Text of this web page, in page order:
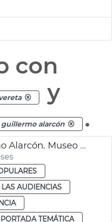
con
y
guillermo alarcón .
Exposición Guillermo Alarcón. Museo Historia València MHV
AUDIENCIAS
TEMÁTICA